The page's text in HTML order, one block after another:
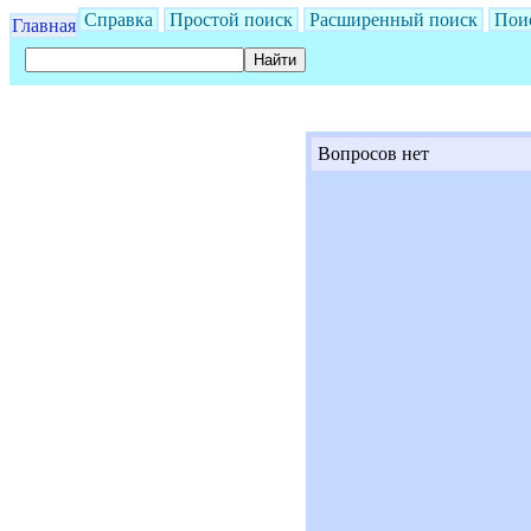
Главная Справка Простой поиск Расширенный поиск
Вопросов нет